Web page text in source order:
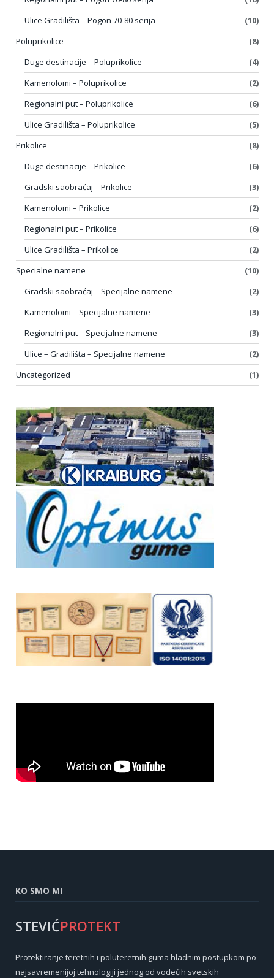
Ulice Gradilišta – Pogon 70-80 serija
(10)
Poluprikolice
(8)
Duge destinacije – Poluprikolice
(4)
Kamenolomi – Poluprikolice
(2)
Regionalni put – Poluprikolice
(6)
Ulice Gradilišta – Poluprikolice
(5)
Prikolice
(8)
Duge destinacije – Prikolice
(6)
Gradski saobraćaj – Prikolice
(3)
Kamenolomi – Prikolice
(2)
Regionalni put – Prikolice
(6)
Ulice Gradilišta – Prikolice
(2)
Specialne namene
(10)
Gradski saobraćaj – Specijalne namene
(2)
Kamenolomi – Specijalne namene
(3)
Regionalni put – Specijalne namene
(3)
Ulice – Gradilišta – Specijalne namene
(2)
Uncategorized
(1)
KO SMO MI
STEVIĆPROTEKT
Protektiranje teretnih i poluteretnih guma hladnim postupkom po
najsavremenijoj tehnologiji jednog od vodećih svetskih